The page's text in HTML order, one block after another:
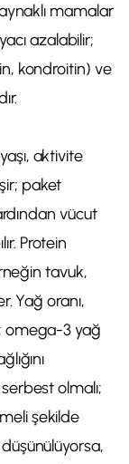
mamalar
azalabilir;
kondroitin) ve
aktivite
paket
vücut
Protein
tavuk,
Yağ oranı,
omega-3 yağ
olmalı;
şekilde
düşünülüyorsa,